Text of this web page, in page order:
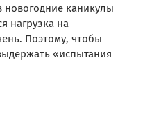
новогодние каникулы
нагрузка на
Поэтому, чтобы
«испытания